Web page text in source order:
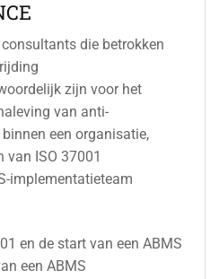
die betrokken
zijn voor het
van anti-
een organisatie,
van ISO 37001
implementatieteam
en de start van een ABMS
een ABMS